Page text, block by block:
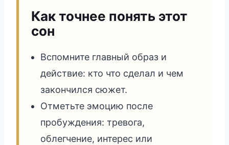
Как точнее понять этот
сон
Вспомните главный образ и
действие: кто что сделал и чем
закончился сюжет.
Отметьте эмоцию после
пробуждения: тревога,
облегчение, интерес или